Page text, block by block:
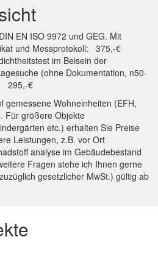
EN ISO 9972 und GEG. Mit
und Messprotokoll: 375,-€
im Beisein der
(ohne Dokumentation, n50-
295,-€
gemessene Wohneinheiten (EFH,
Für größere Objekte
etc.) erhalten Sie Preise
Leistungen, z.B. vor Ort
analyse im Gebäudebestand
Fragen stehe ich Ihnen gerne
gesetzlicher MwSt.) gültig ab